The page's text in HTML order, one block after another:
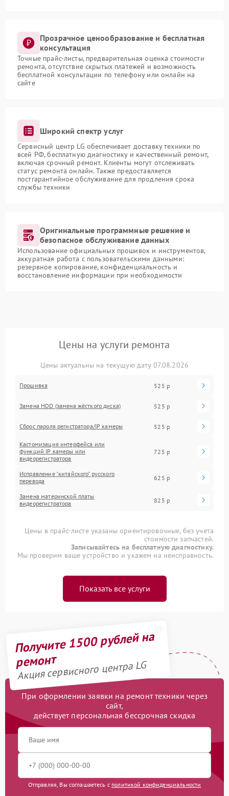
Прозрачное ценообразование и бесплатная
консультация
Точные прайс-листы, предварительная оценка стоимости
ремонта, отсутствие скрытых платежей и возможность
бесплатной консультации по телефону или онлайн на
сайте
Широкий спектр услуг
Сервисный центр LG обеспечивает доставку техники по
всей РФ, бесплатную диагностику и качественный ремонт,
включая срочный ремонт. Клиенты могут отслеживать
статус ремонта онлайн. Также предоставляется
постгарантийное обслуживание для продления срока
службы техники
Оригинальные программные решение и
безопасное обслуживание данных
Использование официальных прошивок и инструментов,
аккуратная работа с пользовательскими данными:
резервное копирование, конфиденциальность и
восстановление информации при необходимости
Цены на услуги ремонта
Цены актуальны на текущую дату 07.08.2026
Прошивка 525 р
Замена HDD (замена жёсткого диска) 525 р
Сброс пароля регистратора/IP камеры 525 р
Кастомизация интерфейса или
функций IP камеры или
видеорегистратора
725 р
Исправление "китайского" русского
перевода
625 р
Замена материнской платы
видеорегистратора
825 р
Цены в прайс-листе указаны ориентировочные, без учета
стоимости запчастей.
Записывайтесь на бесплатную диагностику.
Мы проверим ваше устройство и укажем на неисправность.
Показать все услуги
Получите 1500 рублей на
ремонт
Акция сервисного центра LG
При оформлении заявки на ремонт техники через
сайт,
действует персональная бессрочная скидка
Отправляя, Вы соглашаетесь с политикой конфиденциальности